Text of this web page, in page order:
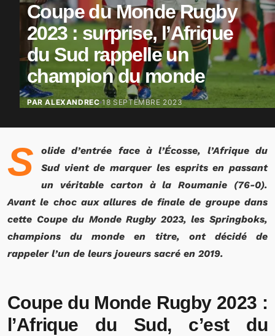
Coupe du Monde Rugby
2023 : surprise, l’Afrique
du Sud rappelle un
champion du monde
PAR ALEXANDREC 18 SEPTEMBRE 2023
S
olide d’entrée face à l’Écosse, l’Afrique du
Sud vient de marquer les esprits en passant
un véritable carton à la Roumanie (76-0).
Avant le choc aux allures de finale de groupe dans
cette Coupe du Monde Rugby 2023, les Springboks,
champions du monde en titre, ont décidé de
rappeler l’un de leurs joueurs sacré en 2019.
Coupe du Monde Rugby 2023 :
l’Afrique du Sud, c’est du